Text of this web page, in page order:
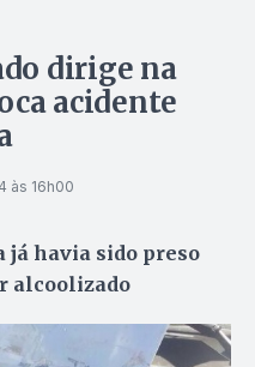
dirige na
acidente
às 16h00
já havia sido preso
alcoolizado